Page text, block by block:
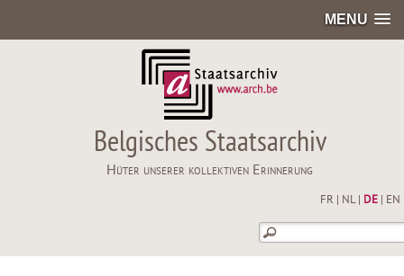
MENU
Belgisches Staatsarchiv
Hüter unserer kollektiven Erinnerung
FR NL| DE| EN